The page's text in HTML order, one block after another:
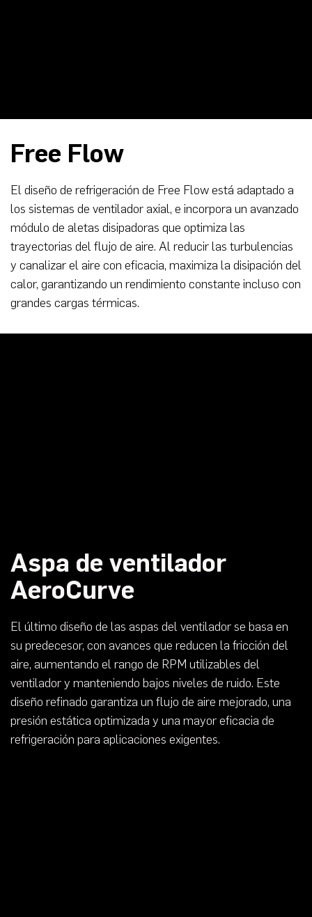
Free Flow
El diseño de refrigeración de Free Flow está adaptado a
los sistemas de ventilador axial, e incorpora un avanzado
módulo de aletas disipadoras que optimiza las
trayectorias del flujo de aire. Al reducir las turbulencias
y canalizar el aire con eficacia, maximiza la disipación del
calor, garantizando un rendimiento constante incluso con
grandes cargas térmicas.
Aspa de ventilador
AeroCurve
El último diseño de las aspas del ventilador se basa en
su predecesor, con avances que reducen la fricción del
aire, aumentando el rango de RPM utilizables del
ventilador y manteniendo bajos niveles de ruido. Este
diseño refinado garantiza un flujo de aire mejorado, una
presión estática optimizada y una mayor eficacia de
refrigeración para aplicaciones exigentes.